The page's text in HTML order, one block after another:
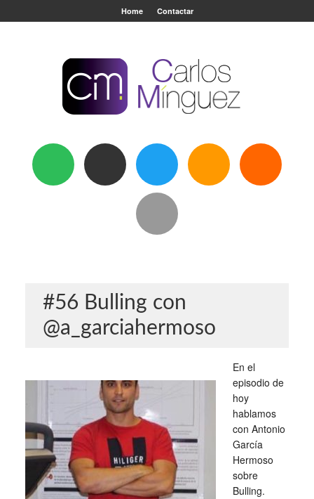
Home Contactar
#56 Bulling con
@a_garciahermoso
En el
episodio de
hoy
hablamos
con Antonio
García
Hermoso
sobre
Bulling.